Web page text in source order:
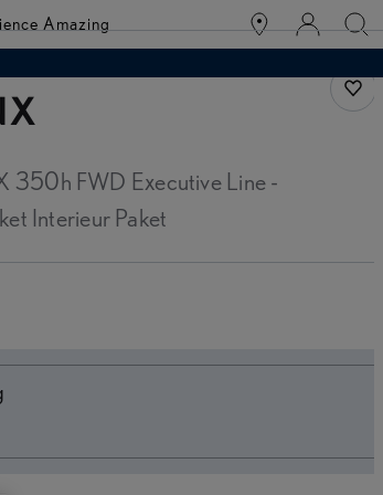
Amazing
350h FWD Executive Line -
Interieur Paket